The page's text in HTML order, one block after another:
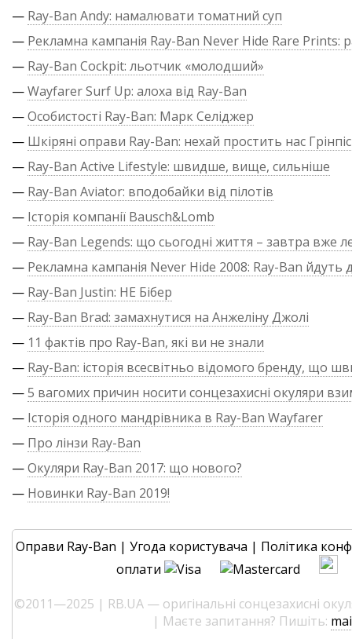
— Ray-Ban Andy: намалювати томатний суп
— Рекламна кампанія Ray-Ban Never Hide Rare Prints:
— Ray-Ban Cockpit: льотчик «молодший»
—Wayfarer Surf Up: алоха від Ray-Ban
—Особистості Ray-Ban: Марк Селіджер
— Шкіряні оправи Ray-Ban: нехай простить нас Грінпіс
— Ray-Ban Active Lifestyle: швидше, вище, сильніше
— Ray-Ban Aviator: вподобайки від пілотів
— Історія компанії Bausch&Lomb
— Ray-Ban Legends: що сьогодні життя – завтра вже
— Рекламна кампанія Never Hide 2008: Ray-Ban йдуть
— Ray-Ban Justin: НЕ Бібер
— Ray-Ban Brad: замахнутися на Анжеліну Джолі
— 11 фактів про Ray-Ban, які ви не знали
— Ray-Ban: історія всесвітньо відомого бренду, що
—5 вагомих причин носити сонцезахисні окуляри
— Історія одного мандрівника в Ray-Ban Wayfarer
— Про лінзи Ray-Ban
—Окуляри Ray-Ban 2017: що нового?
— Новинки Ray-Ban 2019!
Оправи Ray-Ban | Угода користувача | Політика
оплати
©2011—2025 | RB.UA — оригінальні сонцезахисні
| Маєте запитання? Пишіть: